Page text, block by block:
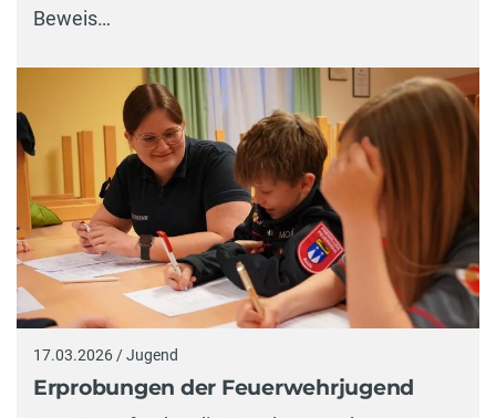
Beweis…
17.03.2026 / Jugend
Erprobungen der Feuerwehrjugend